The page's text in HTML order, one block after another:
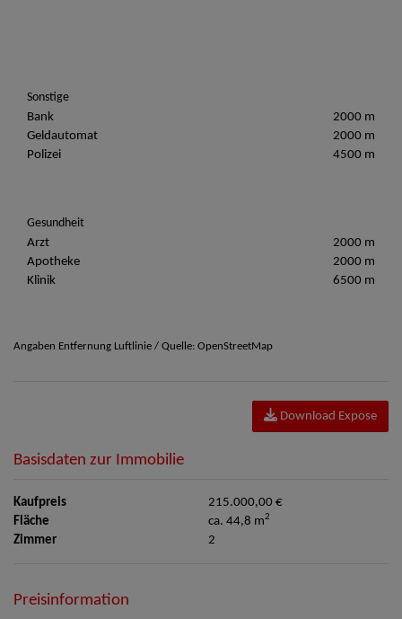
Sonstige
Bank
2000 m
Geldautomat
2000 m
Polizei
4500 m
Gesundheit
Arzt
2000 m
Apotheke
2000 m
Klinik
6500 m
Angaben Entfernung Luftlinie / Quelle: OpenStreetMap
Download Expose
Basisdaten zur Immobilie
Kaufpreis
215.000,00 €
Fläche
ca. 44,8 m2
Zimmer 2
Preisinformation